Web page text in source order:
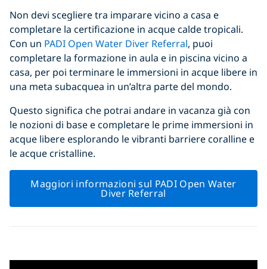
Non devi scegliere tra imparare vicino a casa e
completare la certificazione in acque calde tropicali.
Con un PADI Open Water Diver Referral, puoi
completare la formazione in aula e in piscina vicino a
casa, per poi terminare le immersioni in acque libere in
una meta subacquea in un’altra parte del mondo.
Questo significa che potrai andare in vacanza già con
le nozioni di base e completare le prime immersioni in
acque libere esplorando le vibranti barriere coralline e
le acque cristalline.
Maggiori informazioni sul PADI Open Water
Diver Referral